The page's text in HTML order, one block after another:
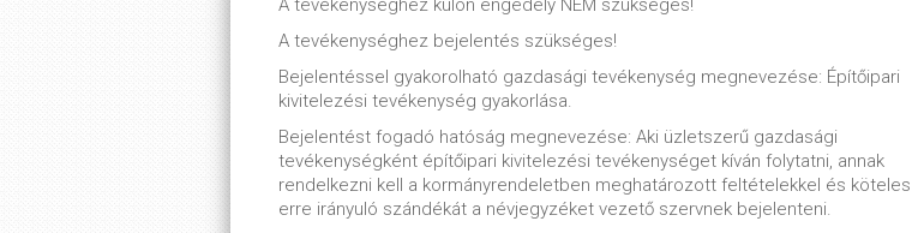
A tevékenységhez külön engedély NEM szükséges!
A tevékenységhez bejelentés szükséges!
Bejelentéssel gyakorolható gazdasági tevékenység megnevezése: Építőipari
kivitelezési tevékenység gyakorlása.
Bejelentést fogadó hatóság megnevezése: Aki üzletszerű gazdasági
tevékenységként építőipari kivitelezési tevékenységet kíván folytatni, annak
rendelkezni kell a kormányrendeletben meghatározott feltételekkel és
erre irányuló szándékát a névjegyzéket vezető szervnek bejelenteni.